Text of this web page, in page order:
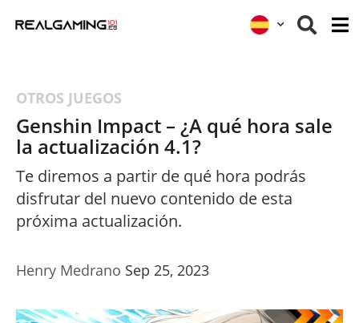
OTROS JUEGOS
Genshin Impact – ¿A qué hora sale
la actualización 4.1?
Te diremos a partir de qué hora podrás
disfrutar del nuevo contenido de esta
próxima actualización.
Henry Medrano Sep 25, 2023